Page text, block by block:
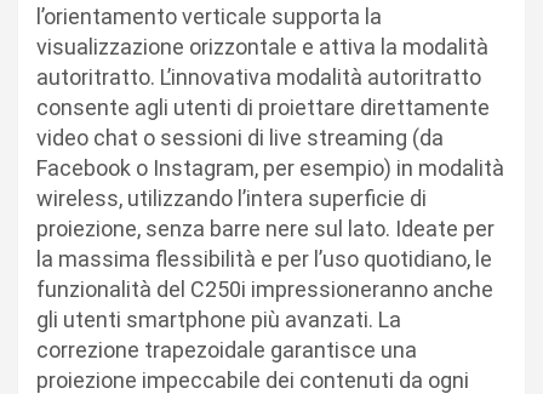
l’orientamento verticale supporta la
visualizzazione orizzontale e attiva la modalità
autoritratto. L’innovativa modalità autoritratto
consente agli utenti di proiettare direttamente
video chat o sessioni di live streaming (da
Facebook o Instagram, per esempio) in modalità
wireless, utilizzando l’intera superficie di
proiezione, senza barre nere sul lato. Ideate per
la massima flessibilità e per l’uso quotidiano, le
funzionalità del C250i impressioneranno anche
gli utenti smartphone più avanzati. La
correzione trapezoidale garantisce una
proiezione impeccabile dei contenuti da ogni